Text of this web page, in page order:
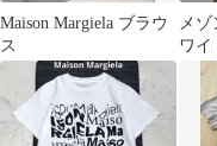
Maison Margiela ブラウ
ス
メ
ワ